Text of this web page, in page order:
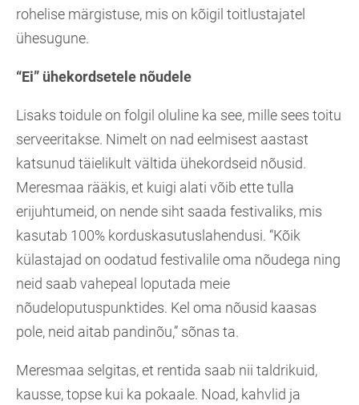
rohelise märgistuse, mis on kõigil toitlustajatel
ühesugune.
“Ei” ühekordsetele nõudele
Lisaks toidule on folgil oluline ka see, mille sees toitu
serveeritakse. Nimelt on nad eelmisest aastast
katsunud täielikult vältida ühekordseid nõusid.
Meresmaa rääkis, et kuigi alati võib ette tulla
erijuhtumeid, on nende siht saada festivaliks, mis
kasutab 100% korduskasutuslahendusi. “Kõik
külastajad on oodatud festivalile oma nõudega ning
neid saab vahepeal loputada meie
nõudeloputuspunktides. Kel oma nõusid kaasas
pole, neid aitab pandinõu,” sõnas ta.
Meresmaa selgitas, et rentida saab nii taldrikuid,
kausse, topse kui ka pokaale. Noad, kahvlid ja